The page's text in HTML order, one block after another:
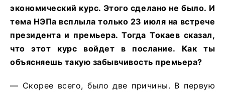
экономический курс. Этого сделано не было. И
тема НЭПа всплыла только 23 июля на встрече
президента и премьера. Тогда Токаев сказал,
что этот курс войдет в послание. Как ты
объясняешь такую забывчивость премьера?
— Скорее всего, было две причины. В первую